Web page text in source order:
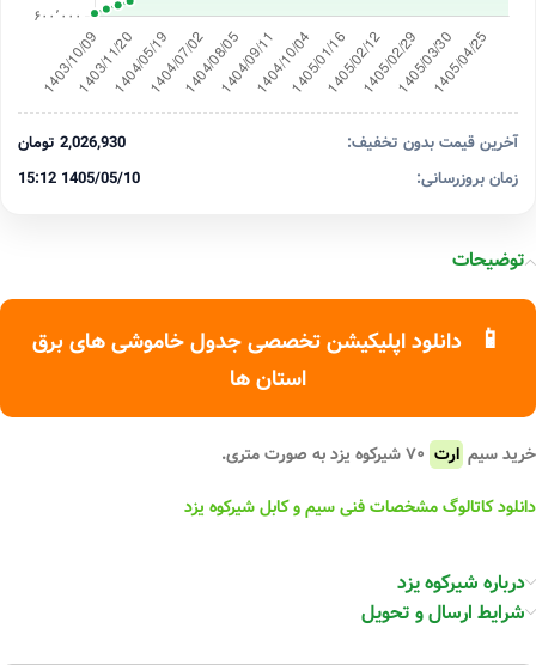
آخرین قیمت بدون تخفیف:
2,026,930 تومان
زمان بروزرسانی:
1405/05/10 15:12
توضیحات
📱
دانلود اپلیکیشن تخصصی جدول خاموشی های برق
استان ها
خرید سیم ارت
دانلود کاتالوگ مشخصات فنی سیم و کابل شیرکوه یزد
درباره شیرکوه یزد
شرایط ارسال و تحویل